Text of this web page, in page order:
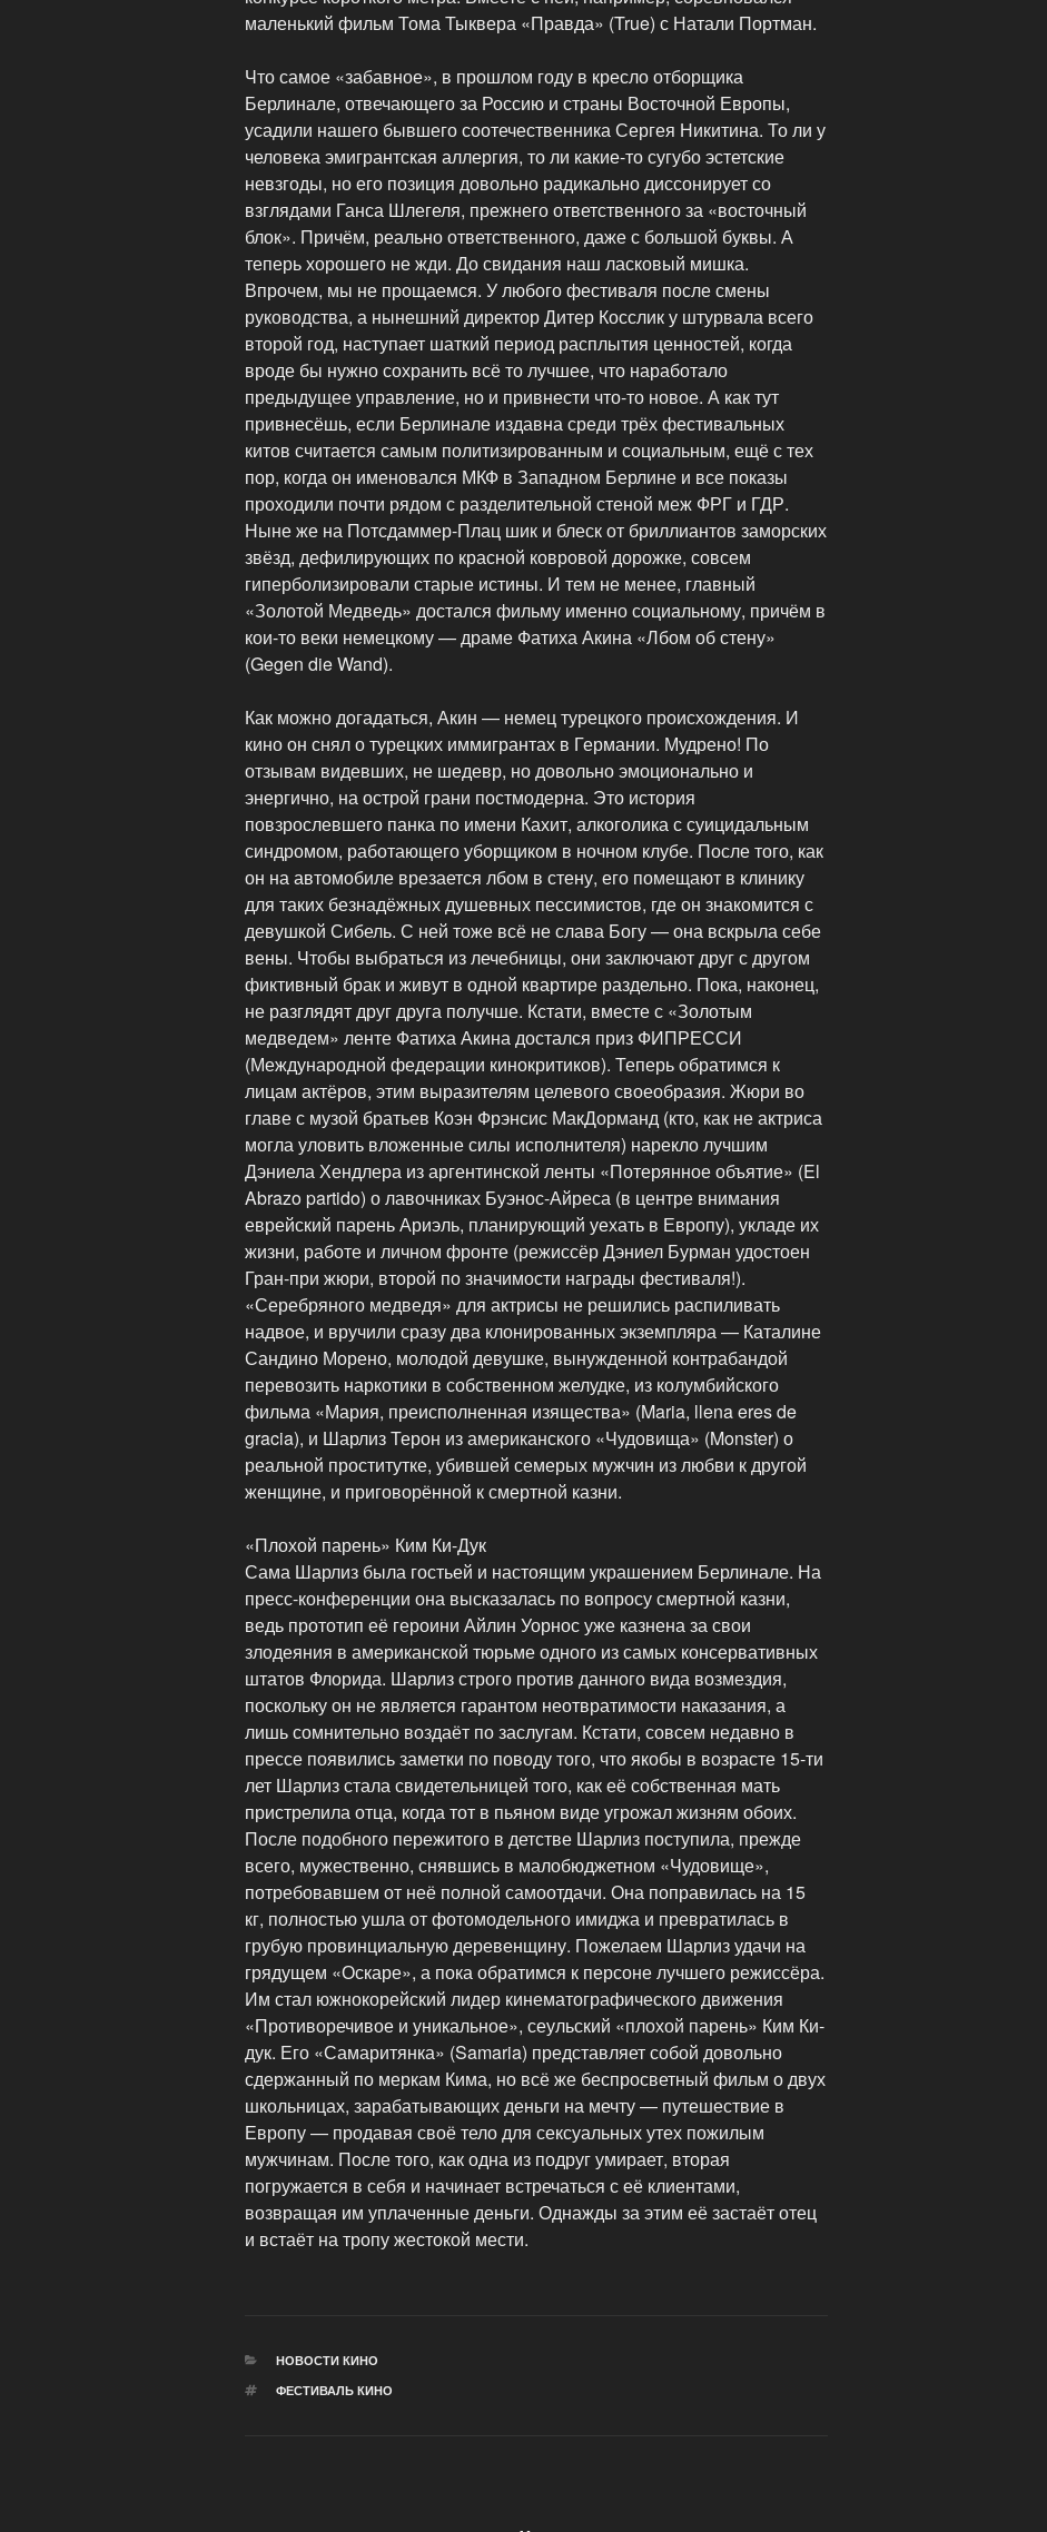
маленький фильм Тома Тыквера «Правда» (True) с Натали Портман.
Что самое «забавное», в прошлом году в кресло отборщика
Берлинале, отвечающего за Россию и страны Восточной Европы,
усадили нашего бывшего соотечественника Сергея Никитина. То ли у
человека эмигрантская аллергия, то ли какие-то сугубо эстетские
невзгоды, но его позиция довольно радикально диссонирует со
взглядами Ганса Шлегеля, прежнего ответственного за «восточный
блок». Причём, реально ответственного, даже с большой буквы. А
теперь хорошего не жди. До свидания наш ласковый мишка.
Впрочем, мы не прощаемся. У любого фестиваля после смены
руководства, а нынешний директор Дитер Косслик у штурвала всего
второй год, наступает шаткий период расплытия ценностей, когда
вроде бы нужно сохранить всё то лучшее, что наработало
предыдущее управление, но и привнести что-то новое. А как тут
привнесёшь, если Берлинале издавна среди трёх фестивальных
китов считается самым политизированным и социальным, ещё с тех
пор, когда он именовался МКФ в Западном Берлине и все показы
проходили почти рядом с разделительной стеной меж ФРГ и ГДР.
Ныне же на Потсдаммер-Плац шик и блеск от бриллиантов заморских
звёзд, дефилирующих по красной ковровой дорожке, совсем
гиперболизировали старые истины. И тем не менее, главный
«Золотой Медведь» достался фильму именно социальному, причём в
кои-то веки немецкому — драме Фатиха Акина «Лбом об стену»
(Gegen die Wand).
Как можно догадаться, Акин — немец турецкого происхождения. И
кино он снял о турецких иммигрантах в Германии. Мудрено! По
отзывам видевших, не шедевр, но довольно эмоционально и
энергично, на острой грани постмодерна. Это история
повзрослевшего панка по имени Кахит, алкоголика с суицидальным
синдромом, работающего уборщиком в ночном клубе. После того, как
он на автомобиле врезается лбом в стену, его помещают в клинику
для таких безнадёжных душевных пессимистов, где он знакомится с
девушкой Сибель. С ней тоже всё не слава Богу — она вскрыла себе
вены. Чтобы выбраться из лечебницы, они заключают друг с другом
фиктивный брак и живут в одной квартире раздельно. Пока, наконец,
не разглядят друг друга получше. Кстати, вместе с «Золотым
медведем» ленте Фатиха Акина достался приз ФИПРЕССИ
(Международной федерации кинокритиков). Теперь обратимся к
лицам актёров, этим выразителям целевого своеобразия. Жюри во
главе с музой братьев Коэн Фрэнсис МакДорманд (кто, как не актриса
могла уловить вложенные силы исполнителя) нарекло лучшим
Дэниела Хендлера из аргентинской ленты «Потерянное объятие» (El
Abrazo partido) о лавочниках Буэнос-Айреса (в центре внимания
еврейский парень Ариэль, планирующий уехать в Европу), укладе их
жизни, работе и личном фронте (режиссёр Дэниел Бурман удостоен
Гран-при жюри, второй по значимости награды фестиваля!).
«Серебряного медведя» для актрисы не решились распиливать
надвое, и вручили сразу два клонированных экземпляра — Каталине
Сандино Морено, молодой девушке, вынужденной контрабандой
перевозить наркотики в собственном желудке, из колумбийского
фильма «Мария, преисполненная изящества» (Maria, llena eres de
gracia), и Шарлиз Терон из американского «Чудовища» (Monster) о
реальной проститутке, убившей семерых мужчин из любви к другой
женщине, и приговорённой к смертной казни.
«Плохой парень» Ким Ки-Дук
Сама Шарлиз была гостьей и настоящим украшением Берлинале. На
пресс-конференции она высказалась по вопросу смертной казни,
ведь прототип её героини Айлин Уорнос уже казнена за свои
злодеяния в американской тюрьме одного из самых консервативных
штатов Флорида. Шарлиз строго против данного вида возмездия,
поскольку он не является гарантом неотвратимости наказания, а
лишь сомнительно воздаёт по заслугам. Кстати, совсем недавно в
прессе появились заметки по поводу того, что якобы в возрасте 15-ти
лет Шарлиз стала свидетельницей того, как её собственная мать
пристрелила отца, когда тот в пьяном виде угрожал жизням обоих.
После подобного пережитого в детстве Шарлиз поступила, прежде
всего, мужественно, снявшись в малобюджетном «Чудовище»,
потребовавшем от неё полной самоотдачи. Она поправилась на 15
кг, полностью ушла от фотомодельного имиджа и превратилась в
грубую провинциальную деревенщину. Пожелаем Шарлиз удачи на
грядущем «Оскаре», а пока обратимся к персоне лучшего режиссёра.
Им стал южнокорейский лидер кинематографического движения
«Противоречивое и уникальное», сеульский «плохой парень» Ким Ки-
дук. Его «Самаритянка» (Samaria) представляет собой довольно
сдержанный по меркам Кима, но всё же беспросветный фильм о двух
школьницах, зарабатывающих деньги на мечту — путешествие в
Европу — продавая своё тело для сексуальных утех пожилым
мужчинам. После того, как одна из подруг умирает, вторая
погружается в себя и начинает встречаться с её клиентами,
возвращая им уплаченные деньги. Однажды за этим её застаёт отец
и встаёт на тропу жестокой мести.
РУБРИКИ
НОВОСТИ КИНО
МЕТКИ
ФЕСТИВАЛЬ КИНО